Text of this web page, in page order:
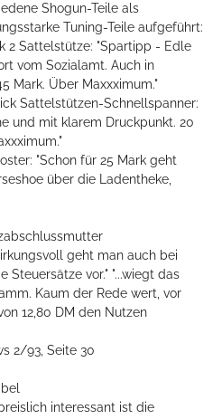
Shogun-Teile als
Tuning-Teile aufgeführt:
2 Sattelstütze: "Spartipp - Edle
vom Sozialamt. Auch in
Mark. Über Maxxximum."
Sattelstützen-Schnellspanner:
und mit klarem Druckpunkt. 20
"Schon für 25 Mark geht
über die Ladentheke,
geht man auch bei
Steuersätze vor." "...wiegt das
Kaum der Rede wert, vor
12,80 DM den Nutzen
2/93, Seite 30
interessant ist die